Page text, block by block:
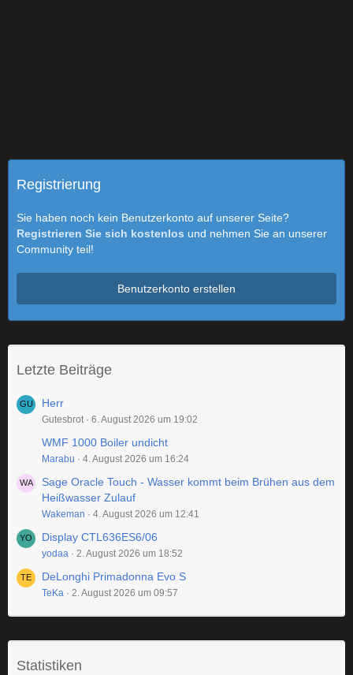
Registrierung
Sie haben noch kein Benutzerkonto auf unserer Seite?
Registrieren Sie sich kostenlos und nehmen Sie an unserer
Community teil!
Benutzerkonto erstellen
Letzte Beiträge
Herr
Gutesbrot 6. August 2026 um 19:02
WMF 1000 Boiler undicht
Marabu 4. August 2026 um 16:24
Sage Oracle Touch - Wasser kommt beim Brühen aus dem
Heißwasser Zulauf
Wakeman 4. August 2026 um 12:41
Display CTL636ES6/06
yodaa 2. August 2026 um 18:52
DeLonghi Primadonna Evo S
TeKa 2. August 2026 um 09:57
Statistiken